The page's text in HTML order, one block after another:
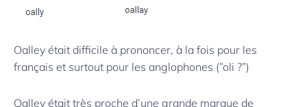
Oalley était difficile à prononcer, à la fois pour les
français et surtout pour les anglophones (”oli ?”)
Oalley était très proche d’une grande marque de